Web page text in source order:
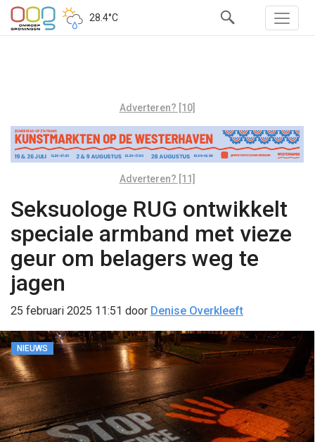
28.4°C
Adverteren? [10]
Adverteren? [11]
Seksuologe RUG ontwikkelt
speciale armband met vieze
geur om belagers weg te
jagen
25 februari 2025 11:51 door Denise Overkleeft
NIEUWS